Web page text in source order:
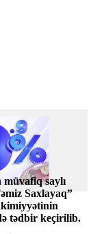
müvafiq saylı
Saxlayaq”
tədbir keçirilib.